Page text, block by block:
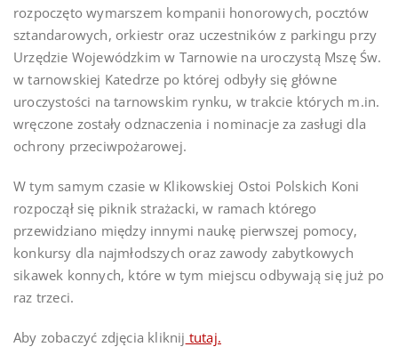
rozpoczęto wymarszem kompanii honorowych, pocztów
sztandarowych, orkiestr oraz uczestników z parkingu przy
Urzędzie Wojewódzkim w Tarnowie na uroczystą Mszę Św.
w tarnowskiej Katedrze po której odbyły się główne
uroczystości na tarnowskim rynku, w trakcie których m.in.
wręczone zostały odznaczenia i nominacje za zasługi dla
ochrony przeciwpożarowej.
W tym samym czasie w Klikowskiej Ostoi Polskich Koni
rozpoczął się piknik strażacki, w ramach którego
przewidziano między innymi naukę pierwszej pomocy,
konkursy dla najmłodszych oraz zawody zabytkowych
sikawek konnych, które w tym miejscu odbywają się już po
raz trzeci.
Aby zobaczyć zdjęcia kliknij tutaj.